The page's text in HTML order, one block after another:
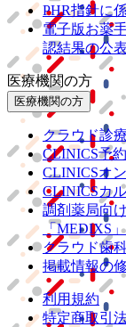
PHR指針に
電子版お薬
認結果の公表
医療機関の方
医療機関の方
クラウド診療
CLINICS予約
CLINICSオ
CLINICSカ
調剤薬局向
「MEDIXS」
クラウド歯
掲載情報の
利用規約
特定商取引